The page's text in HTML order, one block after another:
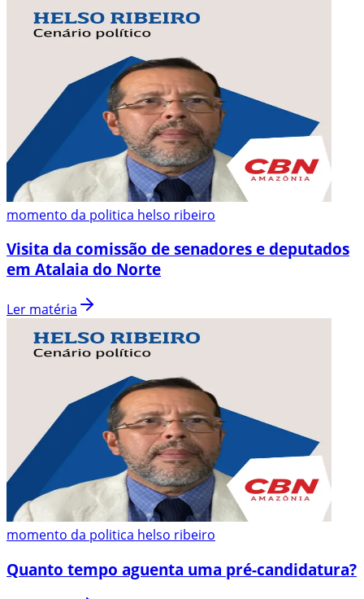
momento da politica helso ribeiro
Visita da comissão de senadores e deputados
em Atalaia do Norte
Ler matéria
momento da politica helso ribeiro
Quanto tempo aguenta uma pré-candidatura?